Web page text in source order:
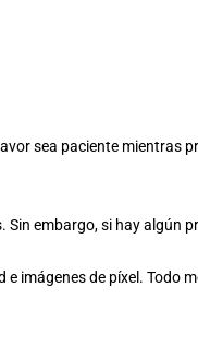
sea paciente mientras
embargo, si hay algún
imágenes de píxel. Todo